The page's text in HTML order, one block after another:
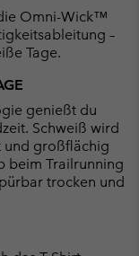
Omni-Wick™
–
Tage.
genießt du
Schweiß wird
und großflächig
beim Trailrunning
trocken und